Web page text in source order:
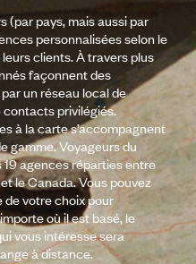
(par pays, mais aussi par
personnalisées selon le
clients. À travers plus
façonnent des
un réseau local de
privilégiés.
à la carte s’accompagnent
gamme. Voyageurs du
agences réparties entre
le Canada. Vous pouvez
de votre choix pour
où il est basé, le
vous intéresse sera
à distance.